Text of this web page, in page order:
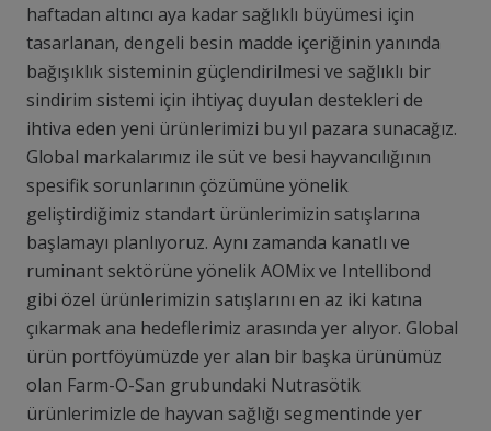
haftadan altıncı aya kadar sağlıklı büyümesi için
tasarlanan, dengeli besin madde içeriğinin yanında
bağışıklık sisteminin güçlendirilmesi ve sağlıklı bir
sindirim sistemi için ihtiyaç duyulan destekleri de
ihtiva eden yeni ürünlerimizi bu yıl pazara sunacağız.
Global markalarımız ile süt ve besi hayvancılığının
spesifik sorunlarının çözümüne yönelik
geliştirdiğimiz standart ürünlerimizin satışlarına
başlamayı planlıyoruz. Aynı zamanda kanatlı ve
ruminant sektörüne yönelik AOMix ve Intellibond
gibi özel ürünlerimizin satışlarını en az iki katına
çıkarmak ana hedeflerimiz arasında yer alıyor. Global
ürün portföyümüzde yer alan bir başka ürünümüz
olan Farm-O-San grubundaki Nutrasötik
ürünlerimizle de hayvan sağlığı segmentinde yer